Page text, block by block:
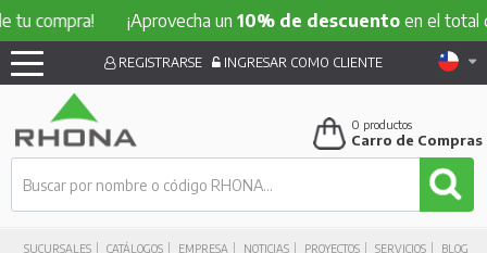
compra! ¡Aprovecha un10% de descuentoen el total
SUCURSALES CATÁLOGOS EMPRESA NOTICIAS PROYECTOS SERVICIOS
BLOG
REGISTRARSE INGRESAR COMO CLIENTE
0 productos
Carro de Compras